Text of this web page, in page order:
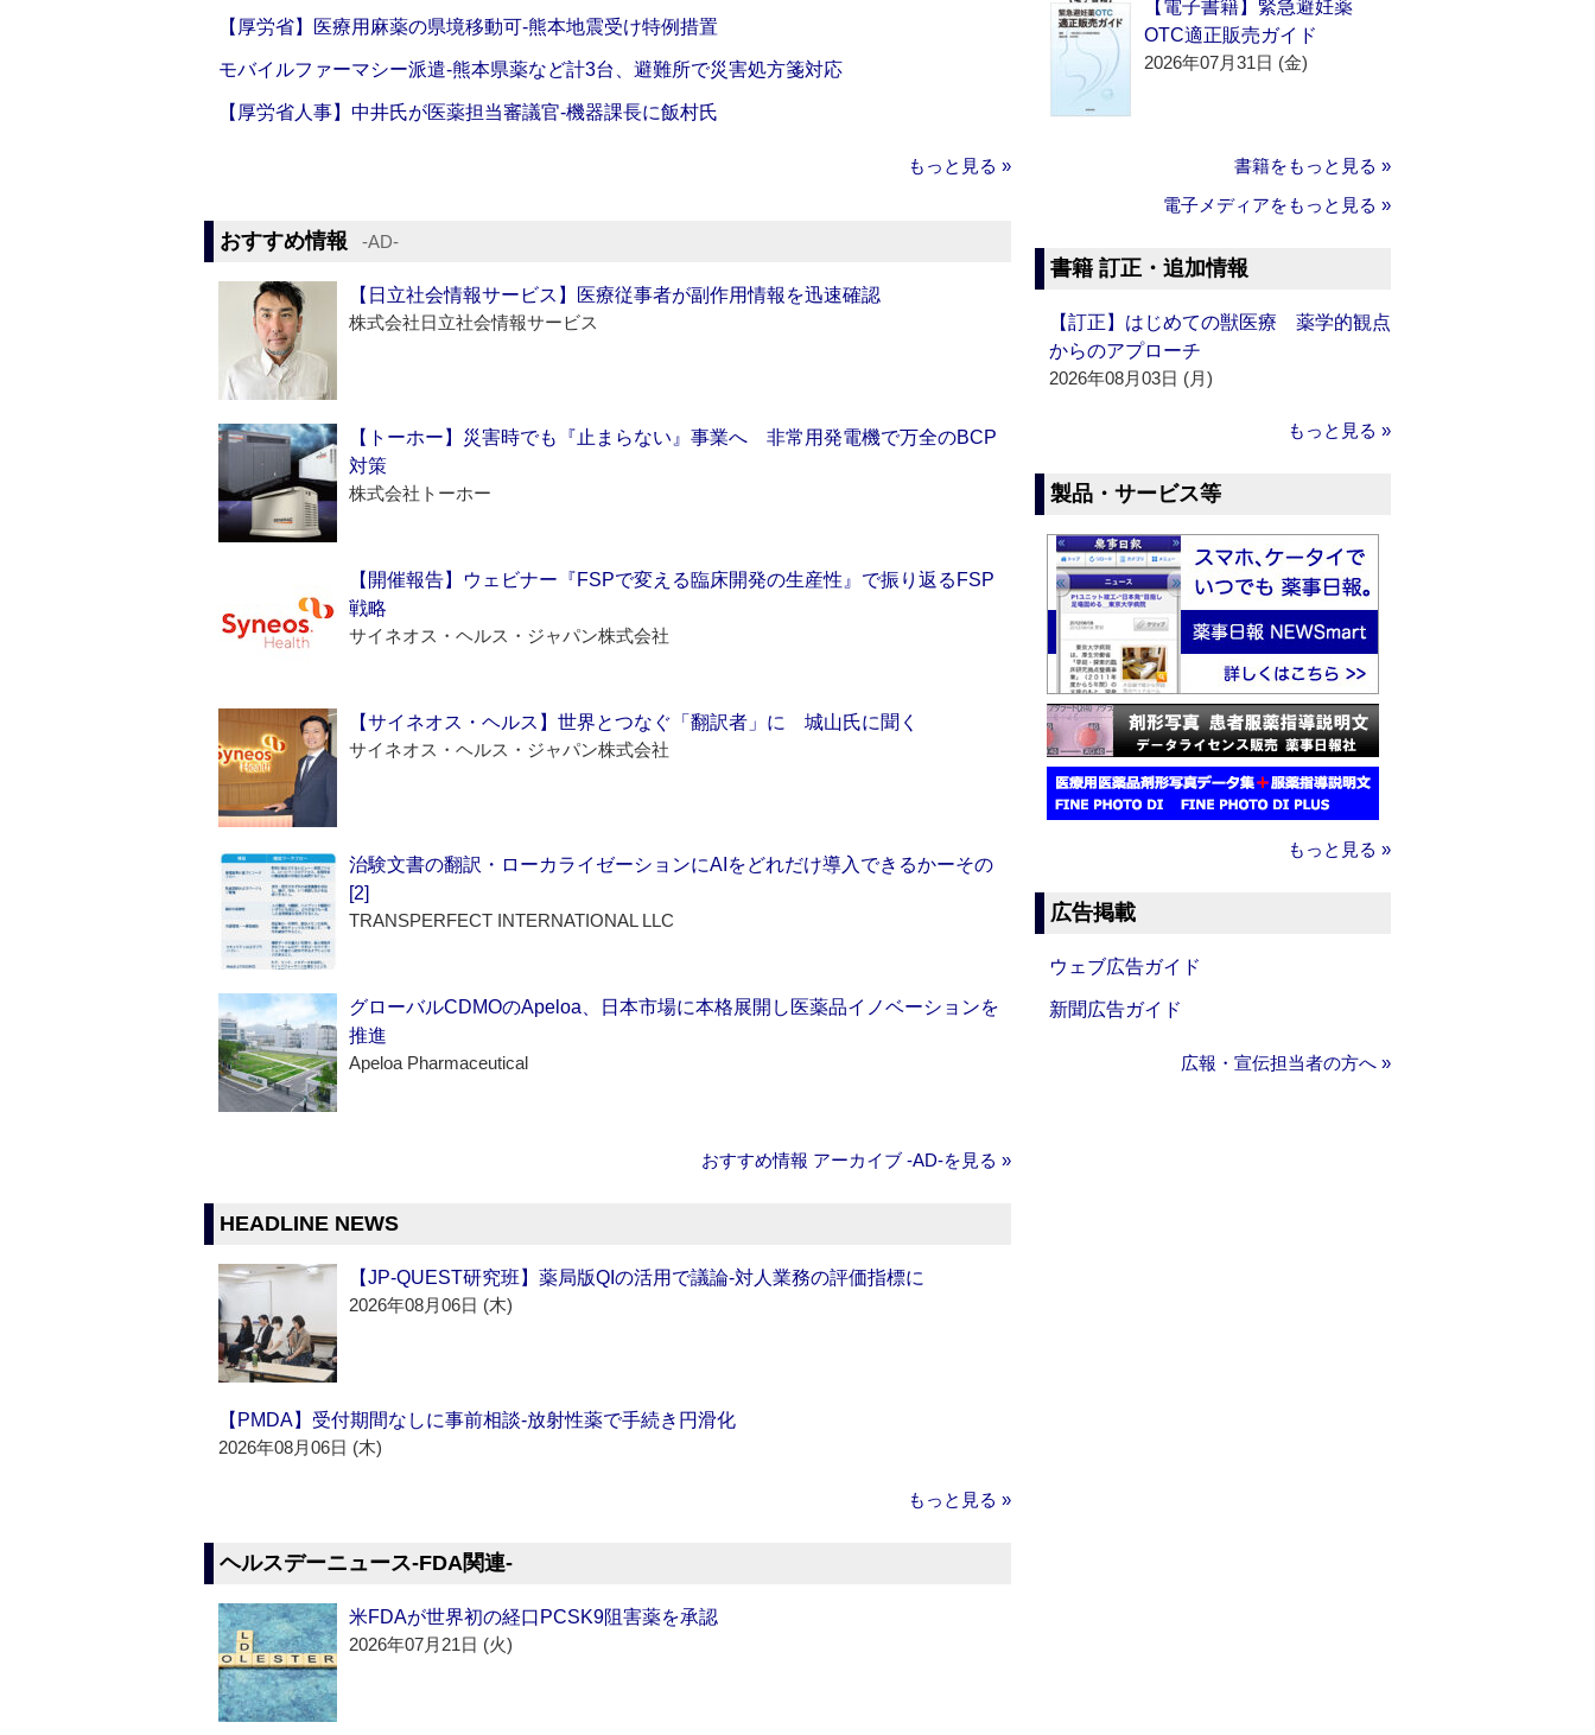
【厚労省】医療用麻薬の県境移動可‐熊本地震受け特例措置
モバイルファーマシー派遣‐熊本県薬など計3台、避難所で災害処方箋対応
【厚労省人事】中井氏が医薬担当審議官‐機器課長に飯村氏
もっと見る »
おすすめ情報 ‐AD‐
【日立社会情報サービス】医療従事者が副作用情報を迅速確認
株式会社日立社会情報サービス
【トーホー】災害時でも『止まらない』事業へ 非常用発電機で万全のBCP
対策
株式会社トーホー
【開催報告】ウェビナー『FSPで変える臨床開発の生産性』で振り返るFSP
戦略
サイネオス・ヘルス・ジャパン株式会社
【サイネオス・ヘルス】世界とつなぐ「翻訳者」に 城山氏に聞く
サイネオス・ヘルス・ジャパン株式会社
治験文書の翻訳・ローカライゼーションにAIをどれだけ導入できるかーその
[2]
TRANSPERFECT INTERNATIONAL LLC
グローバルCDMOのApeloa、日本市場に本格展開し医薬品イノベーションを
推進
Apeloa Pharmaceutical
おすすめ情報 アーカイブ ‐AD‐を見る »
HEADLINE NEWS
【JP-QUEST研究班】薬局版QIの活用で議論‐対人業務の評価指標に
2026年08月06日 (木)
【PMDA】受付期間なしに事前相談‐放射性薬で手続き円滑化
2026年08月06日 (木)
もっと見る »
ヘルスデーニュース‐FDA関連‐
米FDAが世界初の経口PCSK9阻害薬を承認
2026年07月21日 (火)
【電子書籍】緊急避妊薬
OTC適正販売ガイド
2026年07月31日 (金)
書籍をもっと見る »
電子メディアをもっと見る »
書籍 訂正・追加情報
【訂正】はじめての獣医療 薬学的観点
からのアプローチ
2026年08月03日 (月)
もっと見る »
製品・サービス等
もっと見る »
広告掲載
ウェブ広告ガイド
新聞広告ガイド
広報・宣伝担当者の方へ »